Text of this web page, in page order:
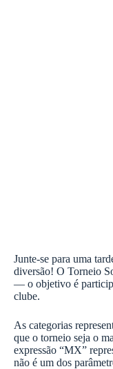
Junte-se para uma
diversão! O Torneio
— o objetivo é
clube.
As categorias
que o torneio seja o
expressão “MX”
não é um dos